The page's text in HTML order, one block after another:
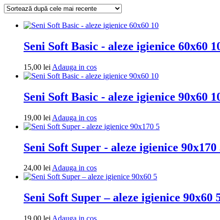
cele
recente
Seni Soft Basic - aleze igienice 60x60
15,00 lei Adauga in cosAdauga
in
Seni Soft Basic - aleze igienice 90x60
19,00 lei Adauga in cosAdauga
in
Seni Soft Super - aleze igienice 90x170
24,00 leiAdauga in cosAdauga
in
Seni Soft Super – aleze igienice 90x60
Adauga